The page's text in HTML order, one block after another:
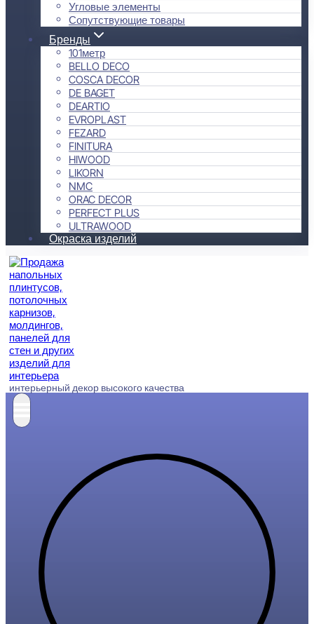
Угловые элементы
Сопутствующие товары
Бренды
101метр
BELLO DECO
COSCA DECOR
DE BAGET
DEARTIO
EVROPLAST
FEZARD
FINITURA
HIWOOD
LIKORN
NMC
ORAC DECOR
PERFECT PLUS
ULTRAWOOD
Окраска изделий
интерьерный декор высокого качества